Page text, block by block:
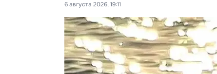
6 августа 2026, 19:11